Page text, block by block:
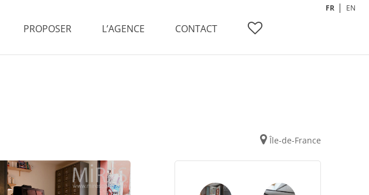
PROPOSER L’AGENCE CONTACT
FR EN
Île-de-France